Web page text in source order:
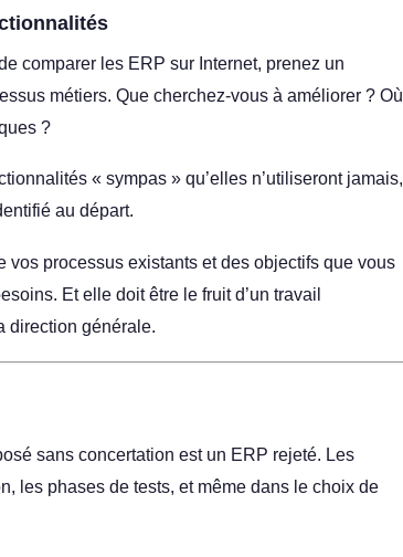
comparer les ERP sur Internet, prenez un
métiers. Que cherchez-vous à améliorer ? Où
?
« sympas » qu’elles n’utiliseront jamais,
au départ.
processus existants et des objectifs que vous
Et elle doit être le fruit d’un travail
direction générale.
sans concertation est un ERP rejeté. Les
les phases de tests, et même dans le choix de